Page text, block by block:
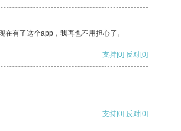
有了这个app，我再也不用担心了。
支持[0] 反对[0]
支持[0] 反对[0]